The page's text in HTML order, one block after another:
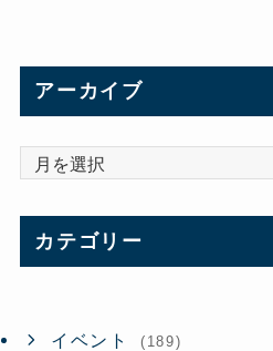
アーカイブ
カ
イ
ブ
カテゴリー
イベント (189)